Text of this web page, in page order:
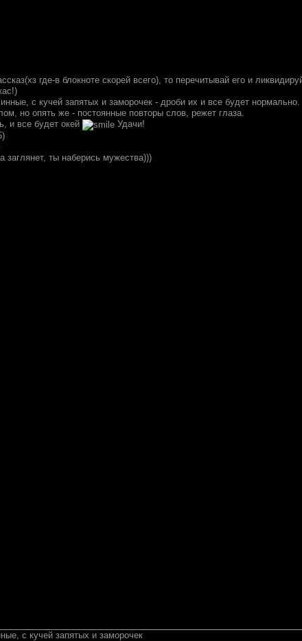
где-в блокноте скорей всего), то перечитывай его и
с кучей запятых и заморочек - дроби их и все будет нормально.
но опять же - постоянные повторы слов, режет глаза.
и все будет окей
Удачи!
ты наберись мужества)))
с кучей запятых и заморочек